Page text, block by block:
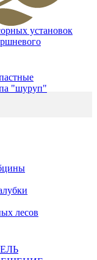
установок
"шуруп"
лесов